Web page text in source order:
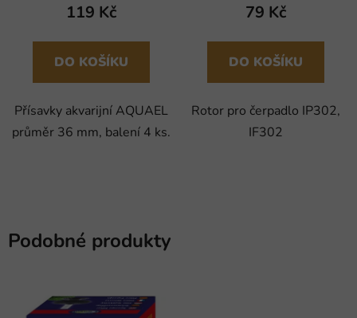
119 Kč
DO KOŠÍKU
Přísavky akvarijní AQUAEL
průměr 36 mm, balení 4 ks.
79 Kč
DO KOŠÍKU
Rotor pro čerpadlo IP302,
IF302
Podobné produkty